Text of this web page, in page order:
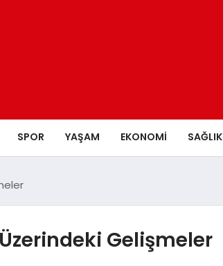
SPOR YAŞAM EKONOMI SAĞLIK
Gelişmeler